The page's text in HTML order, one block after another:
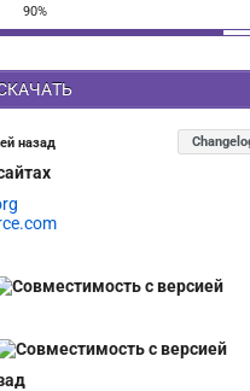
90%
назад